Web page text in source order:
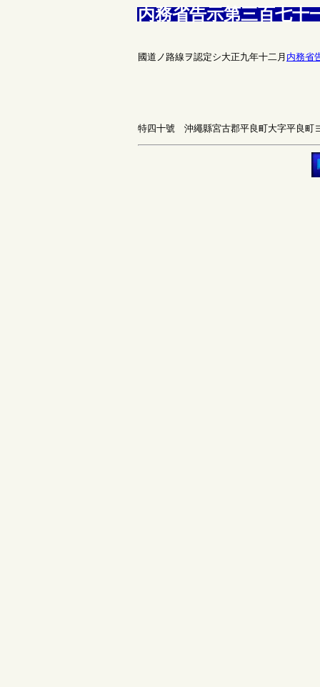
内務省告示第三百七十
國道ノ路線ヲ認定シ大正九年十二月 内務省
特四十號 沖繩縣宮古郡平良町大字平良町